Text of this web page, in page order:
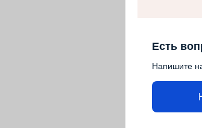
Есть
Напишите